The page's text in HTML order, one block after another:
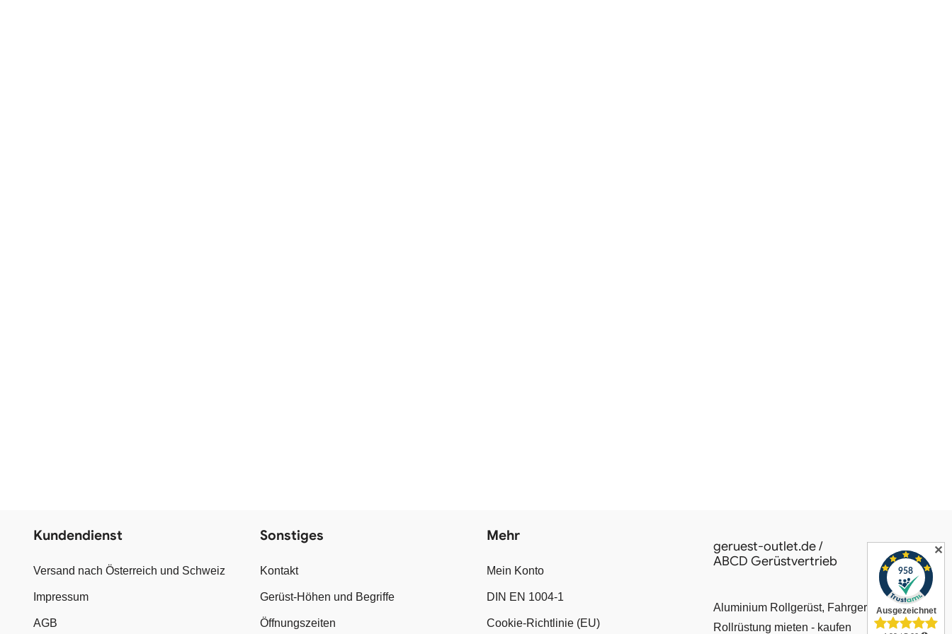
Kundendienst
Versand nach Österreich und Schweiz
Impressum
AGB
Sonstiges
Kontakt
Gerüst-Höhen und Begriffe
Öffnungszeiten
Mehr
Mein Konto
DIN EN 1004-1
Cookie-Richtlinie (EU)
geruest-outlet.de /
ABCD Gerüstvertrieb
Aluminium Rollgerüst, Fahrgerüst, Leiter,
Rollrüstung mieten - kaufen
✕